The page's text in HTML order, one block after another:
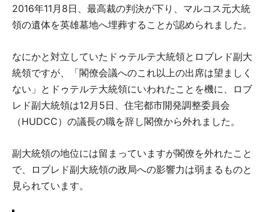
2016年11月8日、最高裁の判決が下り、マルコス元大統
領の遺体を英雄墓地へ埋葬することが認められました。
なにかと対立していたドゥテルテ大統領とロブレド副大
統領ですが、「閣僚会議へのこれ以上の出席は望ましく
ない」とドゥテルテ大統領にいわれたことを機に、ロブ
レド副大統領は12月5日、住宅都市開発調整委員会
（HUDCC）の議長の職を辞し閣僚から外れました。
副大統領の地位には留まっていますが閣僚を外れたこと
で、ロブレド副大統領の政局への影響力は弱まるものと
見られています。